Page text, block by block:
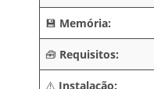
💾 Memória:
🧰 Requisitos:
⚠️ Instalação: